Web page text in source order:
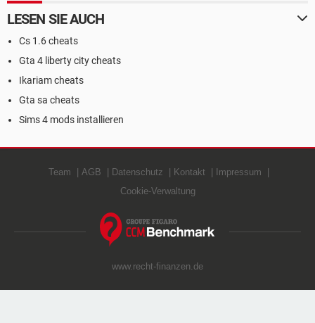
LESEN SIE AUCH
Cs 1.6 cheats
Gta 4 liberty city cheats
Ikariam cheats
Gta sa cheats
Sims 4 mods installieren
Team AGB Datenschutz Kontakt
Impressum
Cookie-Verwaltung
www.recht-finanzen.de